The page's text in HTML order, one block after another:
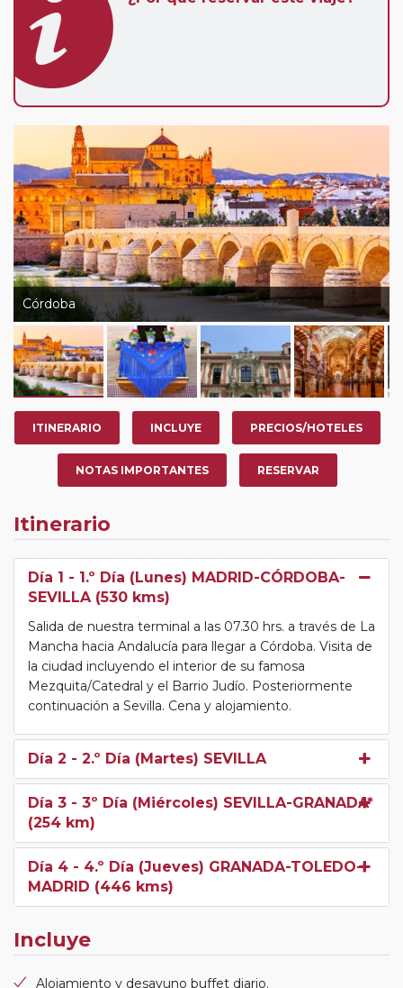
Córdoba
ITINERARIO INCLUYE PRECIOS/HOTELES
NOTAS IMPORTANTES RESERVAR
Itinerario
Día 1 - 1.º Día (Lunes) MADRID-CÓRDOBA-
SEVILLA (530 kms)
Salida de nuestra terminal a las 07.30 hrs. a través de La
Mancha hacia Andalucía para llegar a Córdoba. Visita de
la ciudad incluyendo el interior de su famosa
Mezquita/Catedral y el Barrio Judío. Posteriormente
continuación a Sevilla. Cena y alojamiento.
Día 2 - 2.º Día (Martes) SEVILLA
Día 3 - 3º Día (Miércoles) SEVILLA-GRANADA*
(254 km)
Día 4 - 4.º Día (Jueves) GRANADA-TOLEDO-
MADRID (446 kms)
Incluye
Alojamiento y desayuno buffet diario.